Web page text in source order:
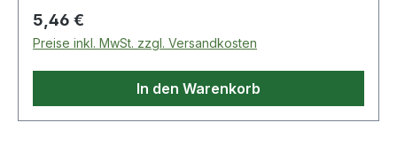
wadenlangVPE: 25 St�ck norm: PPE Cat 3, type
PB 3-B, EN 14126shell fabric: 100% polyethylen,
Tyvek� substrate with a polymeric coating,
antistatic treatmentcolour: yellowsizes:
universal� neck and waist bands� shin
lengthpackaging unit: 25 pieces
Regulärer Preis:
5,46 €
Preise inkl. MwSt. zzgl. Versandkosten
In den Warenkorb